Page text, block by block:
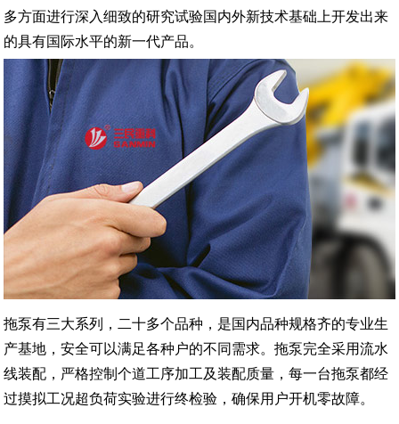
多方面进行深入细致的研究试验国内外新技术基础上开发出来
的具有国际水平的新一代产品。
拖泵有三大系列，二十多个品种，是国内品种规格齐的专业生
产基地，安全可以满足各种户的不同需求。拖泵完全采用流水
线装配，严格控制个道工序加工及装配质量，每一台拖泵都经
过摸拟工况超负荷实验进行终检验，确保用户开机零故障。